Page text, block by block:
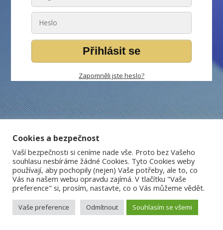
Přihlásit se
Zapomněli jste heslo?
Cookies a bezpečnost
Vaší bezpečnosti si ceníme nade vše. Proto bez Vašeho
souhlasu nesbíráme žádné Cookies. Tyto Cookies weby
používají, aby pochopily (nejen) Vaše potřeby, ale to, co
Vás na našem webu opravdu zajímá. V tlačítku "Vaše
preference" si, prosím, nastavte, co o Vás můžeme vědět.
Vaše preference Odmítnout Souhlasím se všemi